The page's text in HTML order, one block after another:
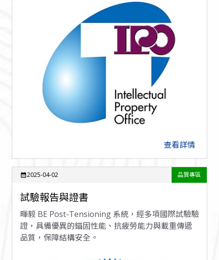
查看詳情
calendar_month2025-04-02 品質專區
試驗報告與證書
暉毅 BE Post-Tensioning 系統，經多項國際試驗驗
證，具備優異的錨固性能、抗疲勞能力與載重傳遞
品質，保障結構安全。